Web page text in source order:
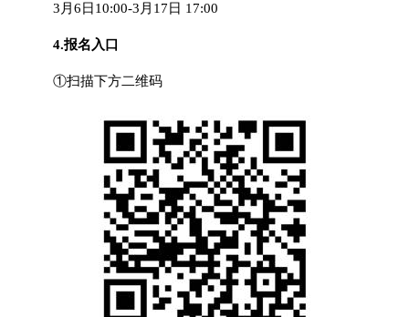
3月6日10:00-3月17日 17:00
4.报名入口
①扫描下方二维码